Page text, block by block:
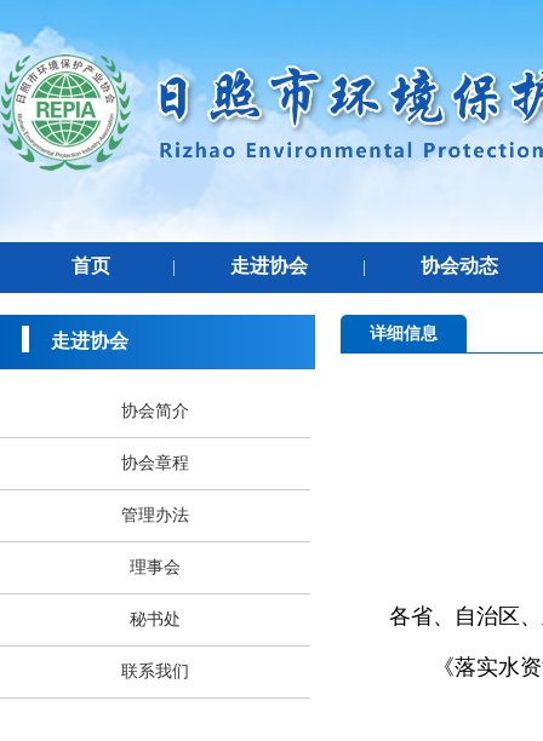
首页 走进协会 协会动态
走进协会
协会简介
协会章程
管理办法
理事会
秘书处
联系我们
详细信息
各省、自治区
《落实水资